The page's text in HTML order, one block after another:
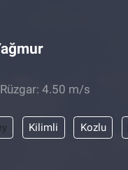
4.50 m/s
Kilimli Kozlu